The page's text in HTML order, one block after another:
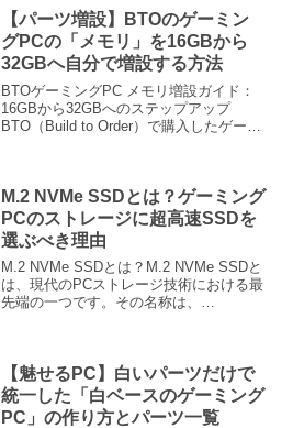
影響を受けずに、目に優し...
【パーツ増設】BTOのゲーミン
グPCの「メモリ」を16GBから
32GBへ自分で増設する方法
BTOゲーミングPC メモリ増設ガイド：
16GBから32GBへのステップアップ
BTO（Build to Order）で購入したゲーミ
M.2 NVMe SSDとは？ゲーミング
PCのストレージに超高速SSDを
選ぶべき理由
M.2 NVMe SSDとは？M.2 NVMe SSDと
は、現代のPCストレージ技術における最
先端の一つです。その名称は、
【魅せるPC】白いパーツだけで
統一した「白ベースのゲーミング
PC」の作り方とパーツ一覧